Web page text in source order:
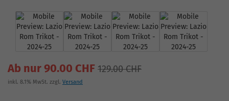
Ab nur 90.00 CHF 129.00 CHF
inkl. 8.1% MwSt. zzgl. Versand